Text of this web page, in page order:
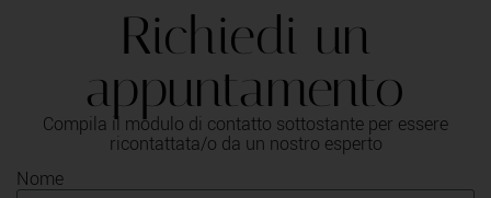
Richiedi un
appuntamento
Compila il modulo di contatto sottostante per essere
ricontattata/o da un nostro esperto
Nome